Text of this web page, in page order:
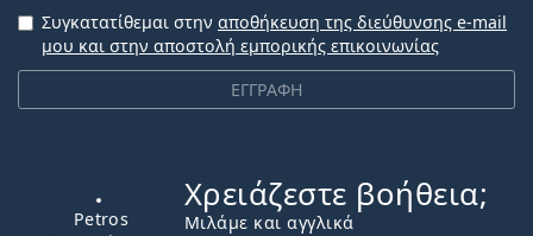
ΕΓΓΡΑΦΗ
Συγκατατίθεμαι στην αποθήκευση της διεύθυνσης e-mail
μου και στην αποστολή εμπορικής επικοινωνίας
Χρειάζεστε βοήθεια;
Μιλάμε και αγγλικά